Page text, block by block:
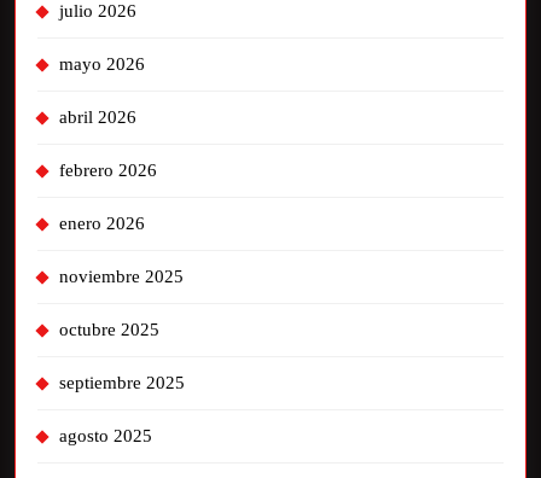
julio 2026
mayo 2026
abril 2026
febrero 2026
enero 2026
noviembre 2025
octubre 2025
septiembre 2025
agosto 2025